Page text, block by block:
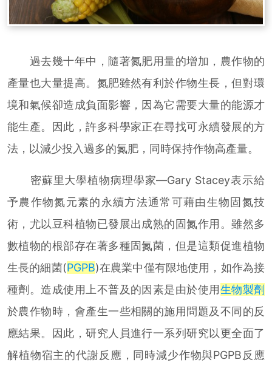
過去幾十年中，隨著氮肥用量的增加，農作物的
產量也大量提高。氮肥雖然有利於作物生長，但對環
境和氣候卻造成負面影響，因為它需要大量的能源才
能生產。因此，許多科學家正在尋找可永續發展的方
法，以減少投入過多的氮肥，同時保持作物高產量。
密蘇里大學植物病理學家—Gary Stacey表示給
予農作物氮元素的永續方法通常可藉由生物固氮技
術，尤以豆科植物已發展出成熟的固氮作用。雖然多
數植物的根部存在著多種固氮菌，但是這類促進植物
生長的細菌(PGPB)在農業中僅有限地使用，如作為接
種劑。造成使用上不普及的因素是由於使用生物製劑
於農作物時，會產生一些相關的施用問題及不同的反
應結果。因此，研究人員進行一系列研究以更全面了
解植物宿主的代謝反應，同時減少作物與PGPB反應